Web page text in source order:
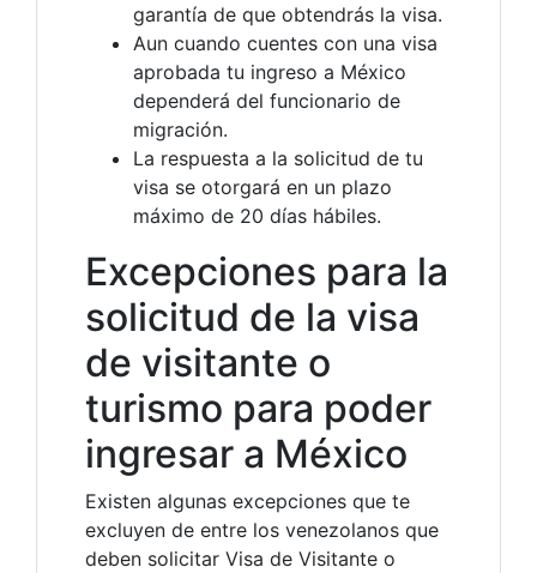
garantía de que obtendrás la visa.
Aun cuando cuentes con una visa
aprobada tu ingreso a México
dependerá del funcionario de
migración.
La respuesta a la solicitud de tu
visa se otorgará en un plazo
máximo de 20 días hábiles.
Excepciones para la
solicitud de la visa
de visitante o
turismo para poder
ingresar a México
Existen algunas excepciones que te
excluyen de entre los venezolanos que
deben solicitar Visa de Visitante o